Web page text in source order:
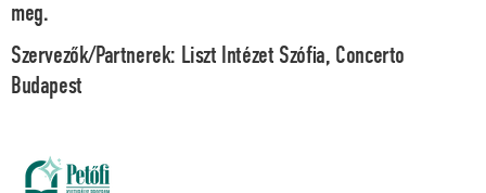
meg.
Szervezők/Partnerek: Liszt Intézet Szófia, Concerto
Budapest